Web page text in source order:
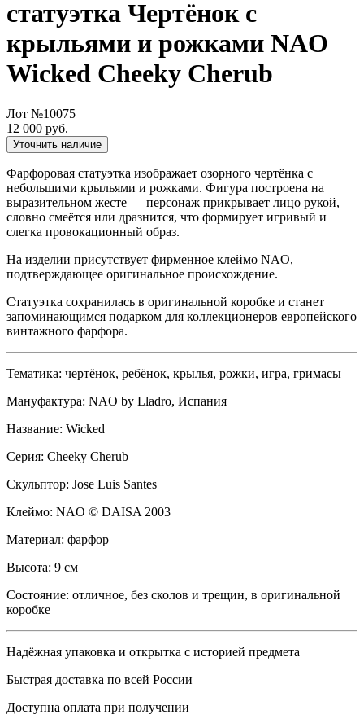
статуэтка Чертёнок с
крыльями и рожками NAO
Wicked Cheeky Cherub
Лот №10075
12 000 руб.
Уточнить наличие
Фарфоровая статуэтка изображает озорного чертёнка с
небольшими крыльями и рожками. Фигура построена на
выразительном жесте — персонаж прикрывает лицо рукой,
словно смеётся или дразнится, что формирует игривый и
слегка провокационный образ.
На изделии присутствует фирменное клеймо NAO,
подтверждающее оригинальное происхождение.
Статуэтка сохранилась в оригинальной коробке и станет
запоминающимся подарком для коллекционеров европейского
винтажного фарфора.
Тематика: чертёнок, ребёнок, крылья, рожки, игра, гримасы
Мануфактура: NAO by Lladro, Испания
Название: Wicked
Серия: Cheeky Cherub
Скульптор: Jose Luis Santes
Клеймо: NAO © DAISA 2003
Материал: фарфор
Высота: 9 см
Состояние: отличное, без сколов и трещин, в оригинальной
коробке
Надёжная упаковка и открытка с историей предмета
Быстрая доставка по всей России
Доступна оплата при получении